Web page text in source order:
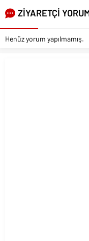
ZİYARETÇİ
Henüz yorum yapılmamış.